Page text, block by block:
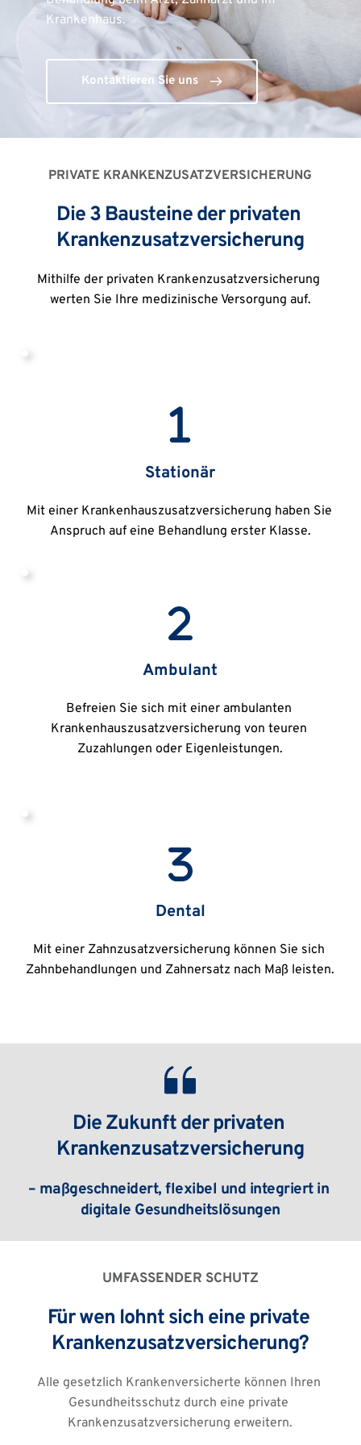
Krankenhaus.
Kontaktieren Sie uns
PRIVATE KRANKENZUSATZVERSICHERUNG
Die 3 Bausteine der privaten
Krankenzusatzversicherung
Mithilfe der privaten Krankenzusatzversicherung
werten Sie Ihre medizinische Versorgung auf.
Stationär
Mit einer Krankenhauszusatzversicherung haben Sie
Anspruch auf eine Behandlung erster Klasse.
Ambulant
Befreien Sie sich mit einer ambulanten
Krankenhauszusatzversicherung von teuren
Zuzahlungen oder Eigenleistungen.
Dental
Mit einer Zahnzusatzversicherung können Sie sich
Zahnbehandlungen und Zahnersatz nach Maß leisten.
Die Zukunft der privaten
Krankenzusatzversicherung
– maßgeschneidert, flexibel und integriert in
digitale Gesundheitslösungen
UMFASSENDER SCHUTZ
Für wen lohnt sich eine private
Krankenzusatzversicherung?
Alle gesetzlich Krankenversicherte können Ihren
Gesundheitsschutz durch eine private
Krankenzusatzversicherung erweitern.